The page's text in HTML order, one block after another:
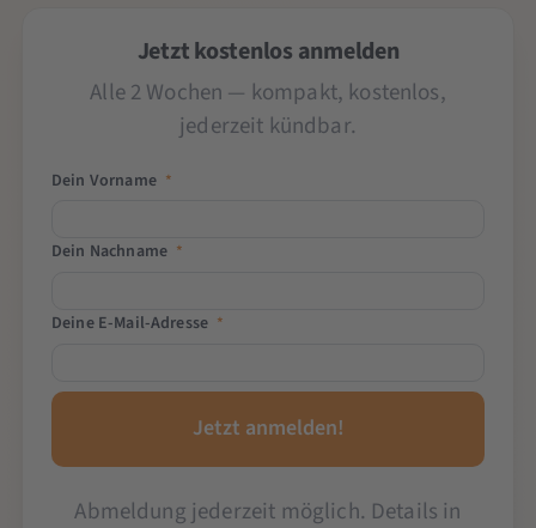
Jetzt kostenlos anmelden
Alle 2 Wochen — kompakt, kostenlos,
jederzeit kündbar.
Dein Vorname *
Dein Nachname *
Deine E-Mail-Adresse *
Abmeldung jederzeit möglich. Details in